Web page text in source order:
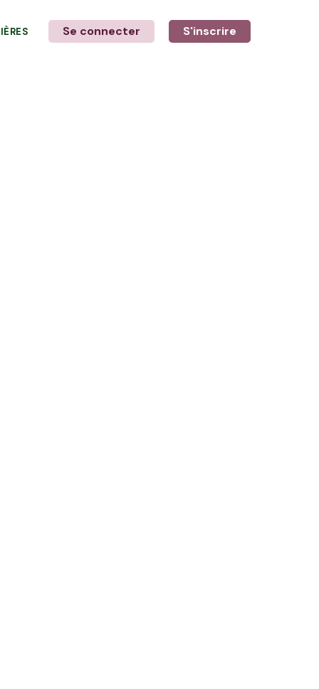
Se connecter S'inscrire